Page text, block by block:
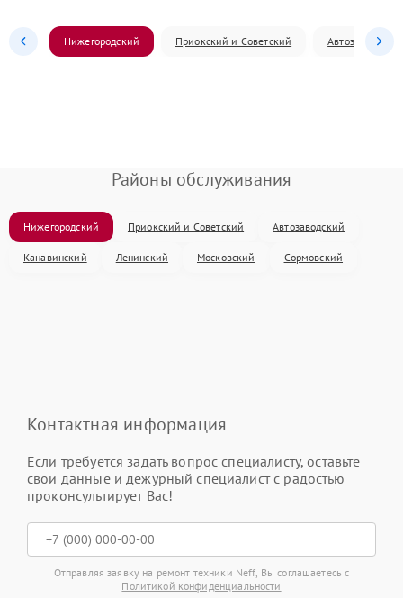
Нижегородский Приокский и Советский Автозаводский
Районы обслуживания
Нижегородский Приокский и Советский Автозаводский
Канавинский Ленинский Московский Сормовский
Контактная информация
Если требуется задать вопрос специалисту, оставьте
свои данные и дежурный специалист с радостью
проконсультирует Вас!
Отправляя заявку на ремонт техники Neff, Вы соглашаетесь с
Политикой конфиденциальности